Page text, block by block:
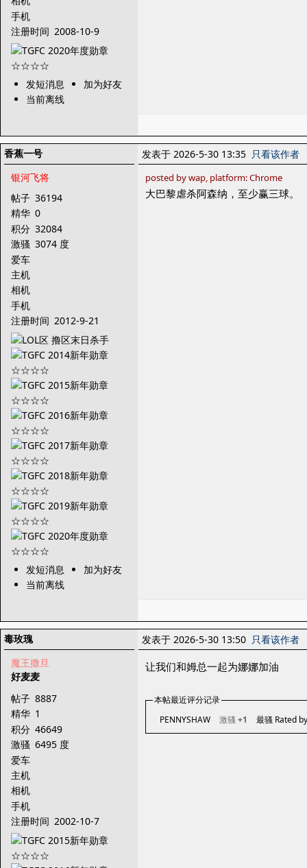
手机
注册时间 2008-10-9
发短消息
加为好友
当前离线
香蕉一号
银河飞将
帖子 36194
精华 0
积分 32084
激骚 3074 度
爱车
主机
相机
手机
注册时间 2012-9-21
发短消息
加为好友
当前离线
发表于 2026-5-30 13:35 只看该作者
posted by wap, platform: Chrome
大巴黎虐杀阿森纳，至少赢三球。
毒玫瑰
魔王撒旦
好麦麦
帖子 8887
精华 1
积分 46649
激骚 6495 度
爱车
主机
相机
手机
注册时间 2002-10-7
发表于 2026-5-30 13:50 只看该作者
让我们和姆总一起为娜娜加油
本帖最近评分记录
PENNYSHAW
激骚 +1 最骚 Rated